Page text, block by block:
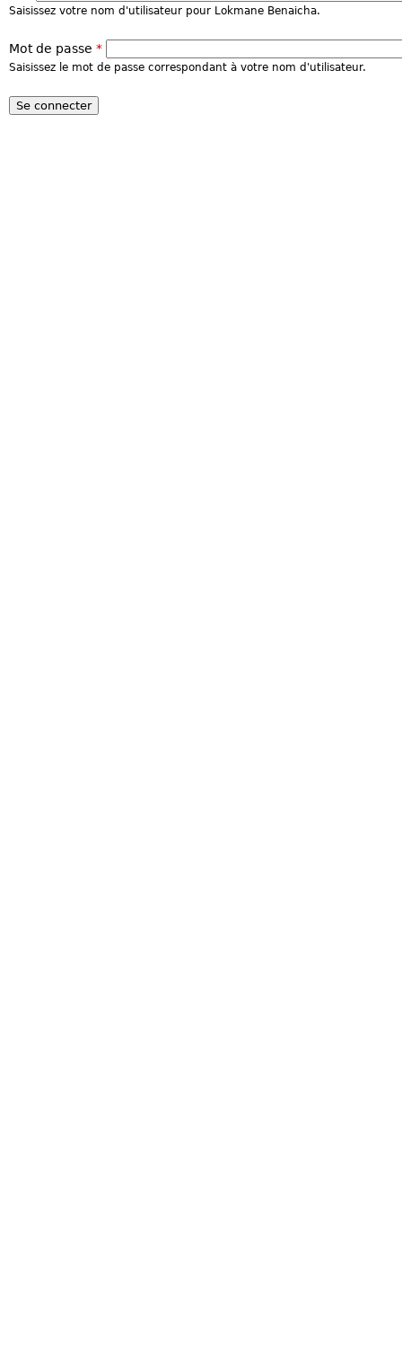
Saisissez votre nom d'utilisateur pour Lokmane Benaicha.
Mot de passe *
Saisissez le mot de passe correspondant à votre nom d'utilisateur.